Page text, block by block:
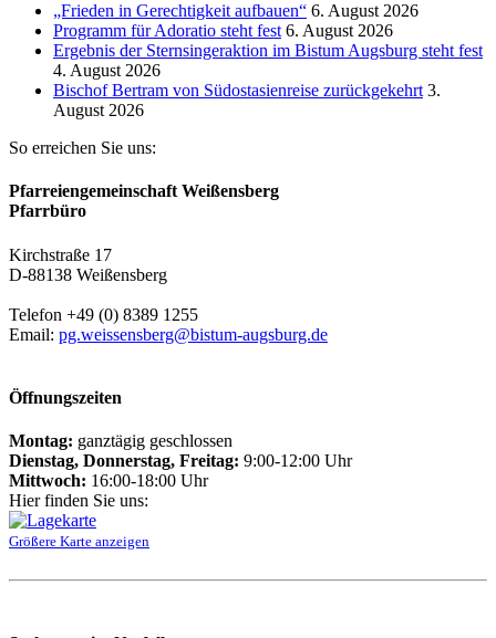
„Frieden in Gerechtigkeit aufbauen“ 6. August 2026
Programm für Adoratio steht fest 6. August 2026
Ergebnis der Sternsingeraktion im Bistum Augsburg steht fest
4. August 2026
Bischof Bertram von Südostasienreise zurückgekehrt 3.
August 2026
So erreichen Sie uns:
Pfarreiengemeinschaft Weißensberg
Pfarrbüro
Kirchstraße 17
D-88138 Weißensberg
Telefon +49 (0) 8389 1255
Email: pg.weissensberg@bistum-augsburg.de
Öffnungszeiten
Montag: ganztägig geschlossen
Dienstag, Donnerstag, Freitag: 9:00-12:00 Uhr
Mittwoch: 16:00-18:00 Uhr
Hier finden Sie uns:
Größere Karte anzeigen